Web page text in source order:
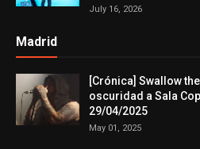
July 16, 2026
Madrid
[Crónica] Swallow
oscuridad a Sala
29/04/2025
May 01, 2025